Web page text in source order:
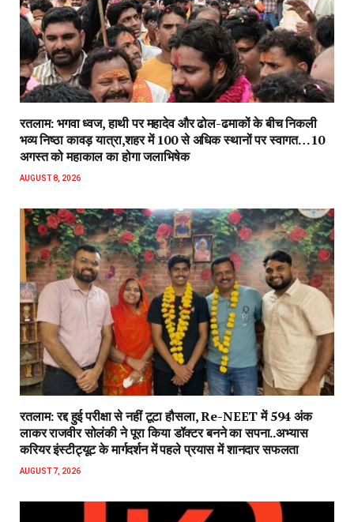
रतलाम: भगवा ध्वज, हाथी पर महादेव और ढोल-ढमाकों के बीच निकली
भव्य निष्ठा कावड़ यात्रा,शहर में 100 से अधिक स्थानों पर स्वागत…10
अगस्त को महाकाल का होगा जलाभिषेक
AUGUST 8, 2026
रतलाम: रद्द हुई परीक्षा से नहीं टूटा हौसला, Re-NEET में 594 अंक
लाकर राजवीर सोलंकी ने पूरा किया डॉक्टर बनने का सपना..अभ्यास
करियर इंस्टीट्यूट के मार्गदर्शन में पहले प्रयास में शानदार सफलता
AUGUST 7, 2026